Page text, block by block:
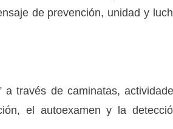
de prevención, unidad y
a través de caminatas,
el autoexamen y la